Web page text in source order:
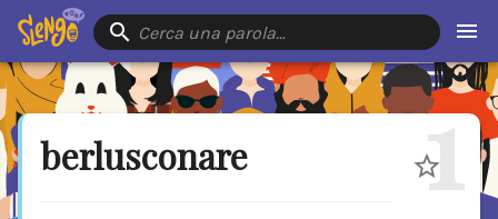
Cerca una parola…
berlusconare 1